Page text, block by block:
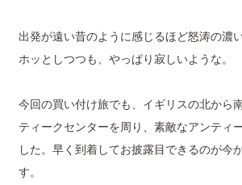
出発が遠い昔のように感じるほど怒涛の濃
ホッとしつつも、やっぱり寂しいような。
今回の買い付け旅でも、イギリスの北から
ティークセンターを周り、素敵なアンティ
した。早く到着してお披露目できるのが今
す。